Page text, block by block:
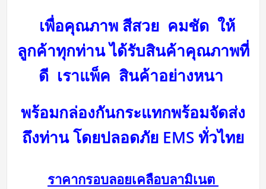
เพื่อคุณภาพ สีสวย คมชัด ให้
ลูกค้าทุกท่าน ได้รับสินค้าคุณภาพที่
ดี เราแพ็ค สินค้าอย่างหนา
พร้อมกล่องกันกระแทกพร้อมจัดส่ง
ถึงท่าน โดยปลอดภัย EMS ทั่วไทย
ราคากรอบลอยเคลือบลามิเนต